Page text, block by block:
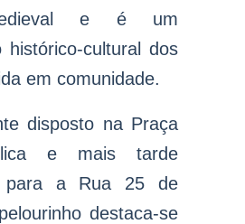
e é um
histórico-cultural dos
em comunidade.
disposto na Praça
e mais tarde
para a Rua 25 de
destaca-se